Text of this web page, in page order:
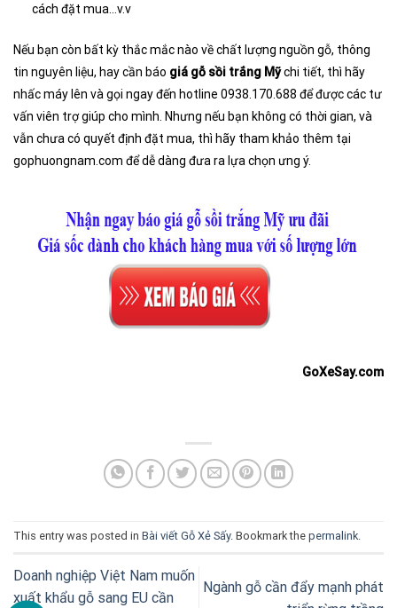
cách đặt mua…v.v
Nếu bạn còn bất kỳ thắc mắc nào về chất lượng nguồn gỗ, thông
tin nguyên liệu, hay cần báo giá gỗ sồi trắng Mỹchi tiết, thì hãy
nhấc máy lên và gọi ngay đến hotline 0938.170.688 để được các tư
vấn viên trợ giúp cho mình. Nhưng nếu bạn không có thời gian, và
vẫn chưa có quyết định đặt mua, thì hãy tham khảo thêm tại
gophuongnam.com để dễ dàng đưa ra lựa chọn ưng ý.
GoXeSay.com
This entry was posted in Bài viết Gỗ Xẻ Sấy. Bookmark the permalink.
Doanh nghiệp Việt Nam muốn
xuất khẩu gỗ sang EU cần
Ngành gỗ cần đẩy mạnh phát